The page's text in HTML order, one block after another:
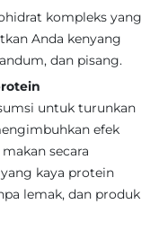
kompleks yang
Anda kenyang
dan pisang.
untuk turunkan
efek
secara
kaya protein
lemak, dan produk